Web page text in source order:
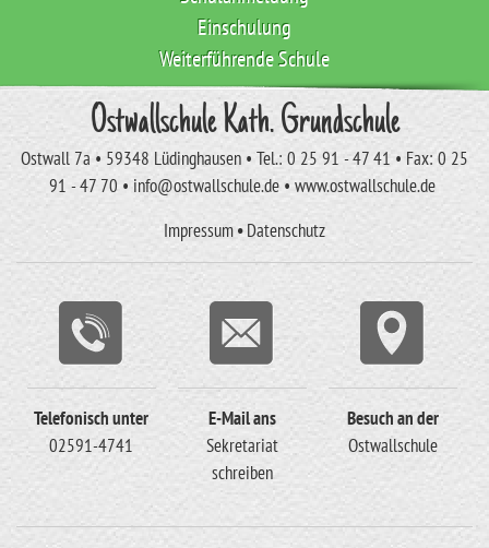
Einschulung
Weiterführende Schule
Ostwallschule Kath. Grundschule
Ostwall 7a • 59348 Lüdinghausen • Tel.: 0 25 91 - 47 41 • Fax: 0 25
91 - 47 70 • info@ostwallschule.de • www.ostwallschule.de
Impressum•Datenschutz
Telefonisch unter
02591-4741
E-Mail ans
Sekretariat
schreiben
Besuch an der
Ostwallschule